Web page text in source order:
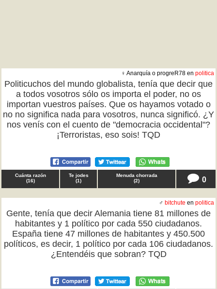
♀ Anarquía o progreR78 en politica
Politicuchos del mundo globalista, tenía que decir que
a todos vosotros sólo os importa el poder, no os
importan vuestros países. Que os hayamos votado o
no no significa nada para vosotros, nunca significó. ¿Y
nos venís con el cuento de "democracia occidental"?
¡Terroristas, eso sois! TQD
Cuánta razón
(16)
Te jodes
(1)
Menuda chorrada
(2) 0
♂ bitchute en politica
Gente, tenía que decir Alemania tiene 81 millones de
habitantes y 1 político por cada 550 ciudadanos.
España tiene 47 millones de habitantes y 450.500
políticos, es decir, 1 político por cada 106 ciudadanos.
¿Entendéis que sobran? TQD